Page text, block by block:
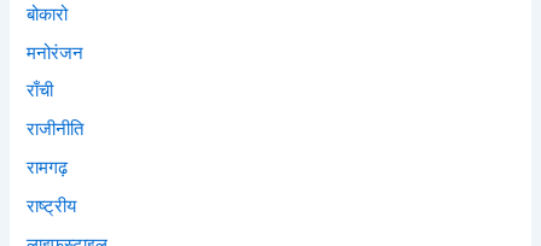
बोकारो
मनोरंजन
राँची
राजीनीति
रामगढ़
राष्ट्रीय